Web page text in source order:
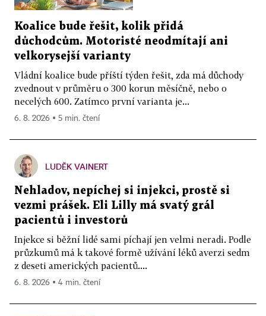
Koalice bude řešit, kolik přidá
důchodcům. Motoristé neodmítají ani
velkorysejší varianty
Vládní koalice bude příští týden řešit, zda má důchody
zvednout v průměru o 300 korun měsíčně, nebo o
necelých 600. Zatímco první varianta je...
6. 8. 2026 ▪ 5 min. čtení
LUDĚK VAINERT
Nehladov, nepíchej si injekci, prostě si
vezmi prášek. Eli Lilly má svatý grál
pacientů i investorů
Injekce si běžní lidé sami píchají jen velmi neradi. Podle
průzkumů má k takové formě užívání léků averzi sedm
z deseti amerických pacientů....
6. 8. 2026 ▪ 4 min. čtení